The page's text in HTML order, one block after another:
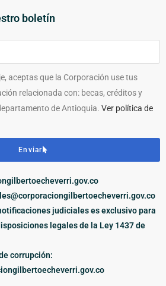
boletín
aceptas que la Corporación use tus
relacionada con: becas, créditos y
de Antioquia. Ver política de
Enviar
judiciales es exclusivo para
legales de la Ley 1437 de
corrupción: